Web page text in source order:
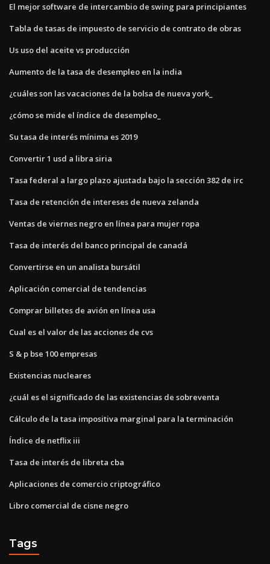
El mejor software de intercambio de swing para principiantes
Tabla de tasas de impuesto de servicio de contrato de obras
Us uso del aceite vs producción
Aumento de la tasa de desempleo en la india
¿cuáles son las vacaciones de la bolsa de nueva york_
¿cómo se mide el índice de desempleo_
Su tasa de interés mínima es 2019
Convertir 1 usd a libra siria
Tasa federal a largo plazo ajustada bajo la sección 382 de irc
Tasa de retención de intereses de nueva zelanda
Ventas de viernes negro en línea para mujer ropa
Tasa de interés del banco principal de canadá
Convertirse en un analista bursátil
Aplicación comercial de tendencias
Comprar billetes de avión en línea usa
Cual es el valor de las acciones de cvs
S & p bse 100 empresas
Existencias nucleares
¿cuál es el significado de las existencias de sobreventa
Cálculo de la tasa impositiva marginal para la terminación
Índice de netflix iii
Tasa de interés de libreta cba
Aplicaciones de comercio criptográfico
Libro comercial de cisne negro
Tags